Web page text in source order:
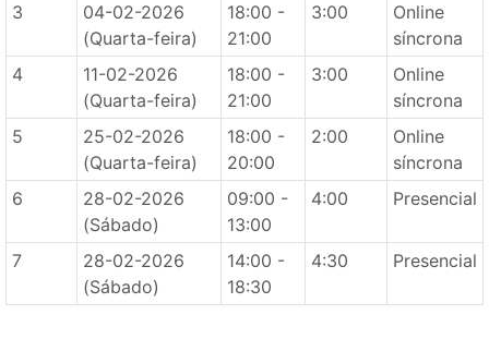
3
04-02-2026
(Quarta-feira)
18:00 -
21:00
3:00
Online
síncrona
4
11-02-2026
(Quarta-feira)
18:00 -
21:00
3:00
Online
síncrona
5
25-02-2026
(Quarta-feira)
18:00 -
20:00
2:00
Online
síncrona
6
28-02-2026
(Sábado)
09:00 -
13:00
4:00 Presencial
7
28-02-2026
(Sábado)
14:00 -
18:30
4:30 Presencial